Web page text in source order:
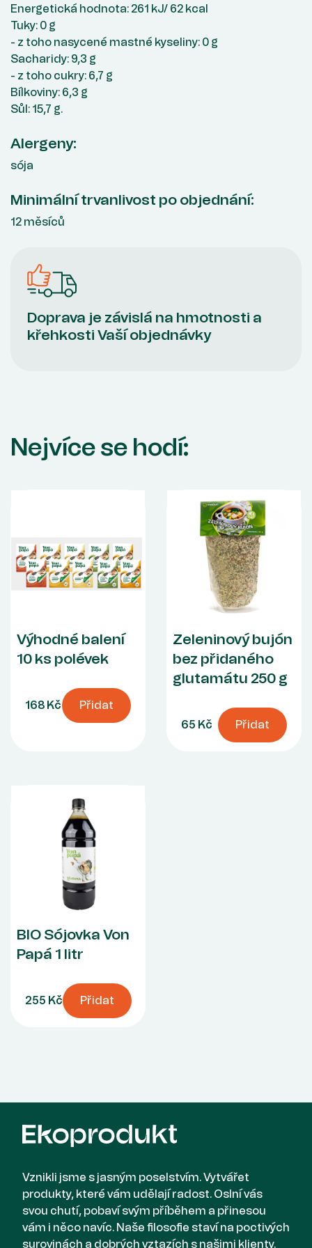
Energetická hodnota: 261 kJ/ 62 kcal
Tuky: 0 g
- z toho nasycené mastné kyseliny: 0 g
Sacharidy: 9,3 g
- z toho cukry: 6,7 g
Bílkoviny: 6,3 g
Sůl: 15,7 g.
Alergeny:
sója
Minimální trvanlivost po objednání:
12 měsíců
Doprava je závislá na hmotnosti a
křehkosti Vaší objednávky
Nejvíce se hodí:
Výhodné balení
10 ks polévek
168 Kč Přidat
Zeleninový bujón
bez přidaného
glutamátu 250 g
65 Kč Přidat
BIO Sójovka Von
Papá 1 litr
255 Kč Přidat
Vznikli jsme s jasným poselstvím. Vytvářet
produkty, které vám udělají radost. Oslní vás
svou chutí, pobaví svým příběhem a přinesou
vám i něco navíc. Naše filosofie staví na poctivých
surovinách a dobrých vztazích s našimi klienty.